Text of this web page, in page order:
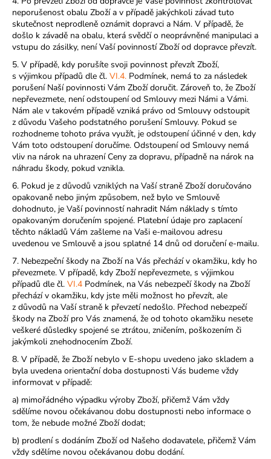
neporušenost obalu Zboží a v případě jakýchkoli závad tuto
skutečnost neprodleně oznámit dopravci a Nám. V případě, že
došlo k závadě na obalu, která svědčí o neoprávněné manipulaci a
vstupu do zásilky, není Vaší povinností Zboží od dopravce převzít.
5. V případě, kdy porušíte svoji povinnost převzít Zboží,
s výjimkou případů dle čl. VI.4. Podmínek, nemá to za následek
porušení Naší povinnosti Vám Zboží doručit. Zároveň to, že Zboží
nepřevezmete, není odstoupení od Smlouvy mezi Námi a Vámi.
Nám ale v takovém případě vzniká právo od Smlouvy odstoupit
z důvodu Vašeho podstatného porušení Smlouvy. Pokud se
rozhodneme tohoto práva využít, je odstoupení účinné v den, kdy
Vám toto odstoupení doručíme. Odstoupení od Smlouvy nemá
vliv na nárok na uhrazení Ceny za dopravu, případně na nárok na
náhradu škody, pokud vznikla.
6. Pokud je z důvodů vzniklých na Vaší straně Zboží doručováno
opakovaně nebo jiným způsobem, než bylo ve Smlouvě
dohodnuto, je Vaší povinností nahradit Nám náklady s tímto
opakovaným doručením spojené. Platební údaje pro zaplacení
těchto nákladů Vám zašleme na Vaši e-mailovou adresu
uvedenou ve Smlouvě a jsou splatné 14 dnů od doručení e-mailu.
7. Nebezpeční škody na Zboží na Vás přechází v okamžiku, kdy ho
převezmete. V případě, kdy Zboží nepřevezmete, s výjimkou
případů dle čl. VI.4 Podmínek, na Vás nebezpečí škody na Zboží
přechází v okamžiku, kdy jste měli možnost ho převzít, ale
z důvodů na Vaší straně k převzetí nedošlo. Přechod nebezpečí
škody na Zboží pro Vás znamená, že od tohoto okamžiku nesete
veškeré důsledky spojené se ztrátou, zničením, poškozením či
jakýmkoli znehodnocením Zboží.
8. V případě, že Zboží nebylo v E-shopu uvedeno jako skladem a
byla uvedena orientační doba dostupnosti Vás budeme vždy
informovat v případě:
a) mimořádného výpadku výroby Zboží, přičemž Vám vždy
sdělíme novou očekávanou dobu dostupnosti nebo informace o
tom, že nebude možné Zboží dodat;
b) prodlení s dodáním Zboží od Našeho dodavatele, přičemž Vám
vždy sdělíme novou očekávanou dobu dodání.